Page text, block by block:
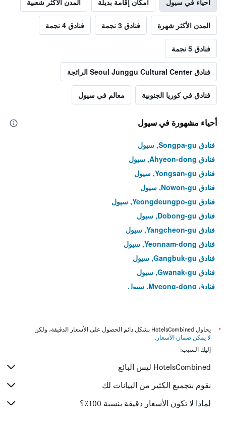
أحياء في سيول أمكان إقامة بديلة المدن الأكثر شعبية
المدن الأكثر شهرة فنادق 3 نجمة فنادق 4 نجمة
فنادق 5 نجمة
فنادق Seoul Junggu Cultural Center الرائجة
فنادق في كوريا الجنوبية معالم في سيول
أحياء مشهورة في سيول
فنادق Songpa-gu, سيول
فنادق Ahyeon-dong, سيول
فنادق Yongsan-gu, سيول
فنادق Nowon-gu, سيول
فنادق Yeongdeungpo-gu, سيول
فنادق Dobong-gu, سيول
فنادق Yangcheon-gu, سيول
فنادق Yeonnam-dong, سيول
فنادق Gangbuk-gu, سيول
فنادق Gwanak-gu, سيول
فنادق Myeong-dong, سيول
فنادق Bangi-dong, سيول
فنادق Gwangjin-gu, سيول
فنادق Gahoe-dong, سيول
فنادق Junggok-dong, سيول
فنادق Seongnae-dong, سيول
*
يحاول HotelsCombined بشكل دائم الحصول على الأسعار الدقيقة، ولكن
لا يمكن ضمان الأسعار .
إليك السبب:
HotelsCombined ليس البائع
نقوم بتجميع الكثير من البيانات لك
لماذا لا تكون الأسعار دقيقة بنسبة 100٪؟